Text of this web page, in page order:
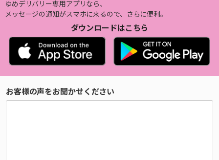
ゆめデリバリー専用アプリなら、
メッセージの通知がスマホに来るので、さらに便利。
ダウンロードはこちら
お客様の声をお聞かせください